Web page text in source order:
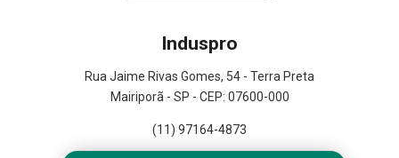
Induspro
Rua Jaime Rivas Gomes, 54 - Terra Preta
Mairiporã - SP - CEP: 07600-000
(11) 97164-4873